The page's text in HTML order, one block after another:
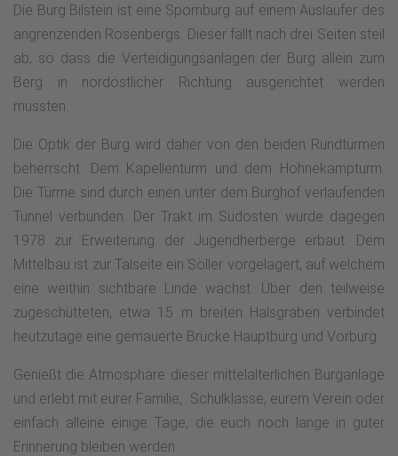
Die Burg Bilstein ist eine Spornburg auf einem Ausläufer des
angrenzenden Rosenbergs. Dieser fällt nach drei Seiten steil
ab, so dass die Verteidigungsanlagen der Burg allein zum
Berg in nordöstlicher Richtung ausgerichtet werden
mussten.
Die Optik der Burg wird daher von den beiden Rundtürmen
beherrscht: Dem Kapellenturm und dem Hohnekampturm.
Die Türme sind durch einen unter dem Burghof verlaufenden
Tunnel verbunden. Der Trakt im Südosten wurde dagegen
1978 zur Erweiterung der Jugendherberge erbaut. Dem
Mittelbau ist zur Talseite ein Söller vorgelagert, auf welchem
eine weithin sichtbare Linde wächst. Über den teilweise
zugeschütteten, etwa 15 m breiten Halsgraben verbindet
heutzutage eine gemauerte Brücke Hauptburg und Vorburg.
Genießt die Atmosphäre dieser mittelalterlichen Burganlage
und erlebt mit eurer Familie, Schulklasse, eurem Verein oder
einfach alleine einige Tage, die euch noch lange in guter
Erinnerung bleiben werden.